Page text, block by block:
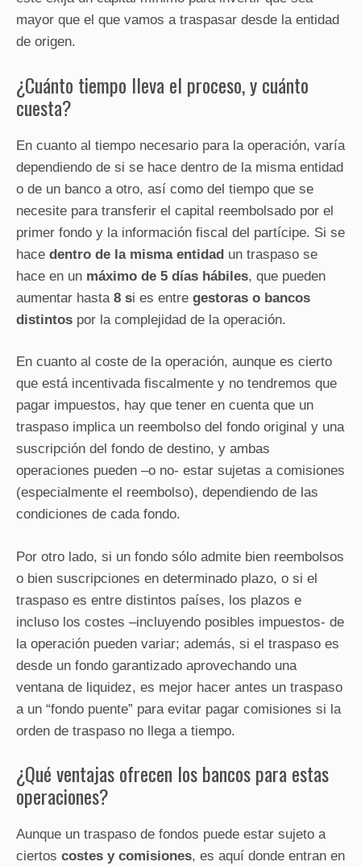
mayor que el que vamos a traspasar desde la entidad
de origen.
¿Cuánto tiempo lleva el proceso, y cuánto
cuesta?
En cuanto al tiempo necesario para la operación, varía
dependiendo de si se hace dentro de la misma entidad
o de un banco a otro, así como del tiempo que se
necesite para transferir el capital reembolsado por el
primer fondo y la información fiscal del partícipe. Si se
hace dentro de la misma entidad un traspaso se
hace en un máximo de 5 días hábiles, que pueden
aumentar hasta 8 si es entre gestoras o bancos
distintos por la complejidad de la operación.
En cuanto al coste de la operación, aunque es cierto
que está incentivada fiscalmente y no tendremos que
pagar impuestos, hay que tener en cuenta que un
traspaso implica un reembolso del fondo original y una
suscripción del fondo de destino, y ambas
operaciones pueden –o no- estar sujetas a comisiones
(especialmente el reembolso), dependiendo de las
condiciones de cada fondo.
Por otro lado, si un fondo sólo admite bien reembolsos
o bien suscripciones en determinado plazo, o si el
traspaso es entre distintos países, los plazos e
incluso los costes –incluyendo posibles impuestos- de
la operación pueden variar; además, si el traspaso es
desde un fondo garantizado aprovechando una
ventana de liquidez, es mejor hacer antes un traspaso
a un “fondo puente” para evitar pagar comisiones si la
orden de traspaso no llega a tiempo.
¿Qué ventajas ofrecen los bancos para estas
operaciones?
Aunque un traspaso de fondos puede estar sujeto a
ciertos costes y comisiones, es aquí donde entran en